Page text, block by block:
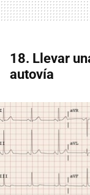
18. Llevar
autovía